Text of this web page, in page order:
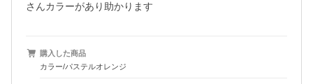
さんカラーがあり助かります
購入した商品
カラー/パステルオレンジ